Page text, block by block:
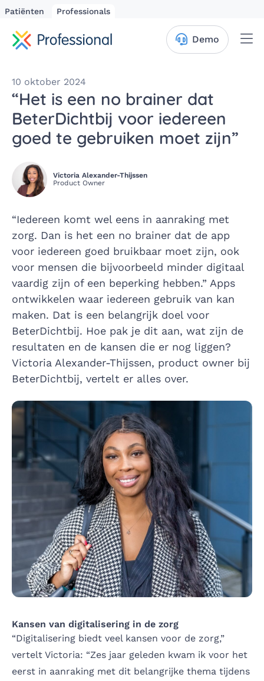
Patiënten Professionals
Demo
10 oktober 2024
“Het is een no brainer dat
BeterDichtbij voor iedereen
goed te gebruiken moet zijn”
Victoria Alexander-Thijssen
Product Owner
“Iedereen komt wel eens in aanraking met
zorg. Dan is het een no brainer dat de app
voor iedereen goed bruikbaar moet zijn, ook
voor mensen die bijvoorbeeld minder digitaal
vaardig zijn of een beperking hebben.” Apps
ontwikkelen waar iedereen gebruik van kan
maken. Dat is een belangrijk doel voor
BeterDichtbij. Hoe pak je dit aan, wat zijn de
resultaten en de kansen die er nog liggen?
Victoria Alexander-Thijssen, product owner bij
BeterDichtbij, vertelt er alles over.
Kansen van digitalisering in de zorg
“Digitalisering biedt veel kansen voor de zorg,”
vertelt Victoria: “Zes jaar geleden kwam ik voor het
eerst in aanraking met dit belangrijke thema tijdens